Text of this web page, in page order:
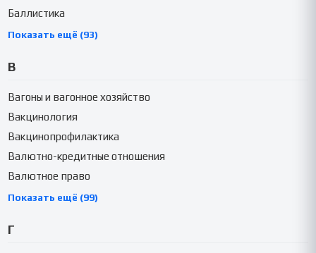
Баллистика
Показать ещё (93)
В
Вагоны и вагонное хозяйство
Вакцинология
Вакцинопрофилактика
Валютно-кредитные отношения
Валютное право
Показать ещё (99)
Г